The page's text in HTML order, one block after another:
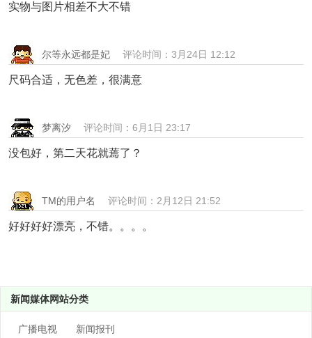
实物与图片相差不大不错
尔等永远都是妃 评论时间：3月24日 12:12
尺码合适，无色差，很满意
梦离汐 评论时间：6月1日 23:17
没包好，第二天花就蔫了？
TM的用户名 评论时间：2月12日 21:52
好好好好漂亮，不错。。。。
新闻媒体网站分类
广播电视 新闻报刊